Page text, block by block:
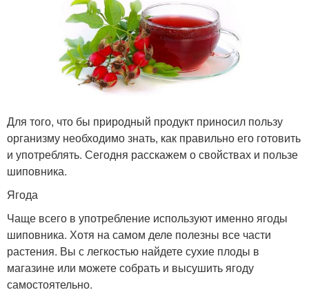
Для того, что бы природный продукт приносил пользу
организму необходимо знать, как правильно его готовить
и употреблять. Сегодня расскажем о свойствах и пользе
шиповника.
Ягода
Чаще всего в употребление используют именно ягоды
шиповника. Хотя на самом деле полезны все части
растения. Вы с легкостью найдете сухие плоды в
магазине или можете собрать и высушить ягоду
самостоятельно.